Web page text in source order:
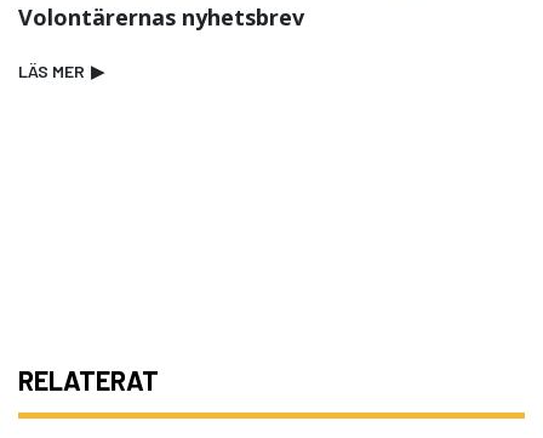
Volontärernas nyhetsbrev
LÄS MER ▶
RELATERAT